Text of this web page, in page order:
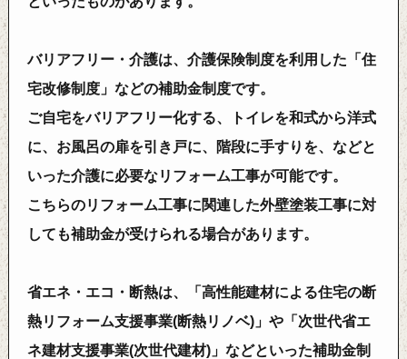
バリアフリー・介護は、介護保険制度を利用した「住
宅改修制度」などの補助金制度です。
ご自宅をバリアフリー化する、トイレを和式から洋式
に、お風呂の扉を引き戸に、階段に手すりを、などと
いった介護に必要なリフォーム工事が可能です。
こちらのリフォーム工事に関連した外壁塗装工事に対
しても補助金が受けられる場合があります。
省エネ・エコ・断熱は、「高性能建材による住宅の断
熱リフォーム支援事業(断熱リノベ)」や「次世代省エ
ネ建材支援事業(次世代建材)」などといった補助金制